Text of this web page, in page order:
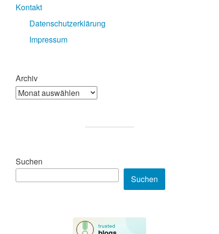
Kontakt
Datenschutzerklärung
Impressum
Archiv
Suchen
Suchen